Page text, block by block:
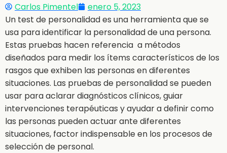
Carlos Pimentel
enero 5, 2023
Un test de personalidad es una herramienta que se
usa para identificar la personalidad de una persona.
Estas pruebas hacen referencia a métodos
diseñados para medir los ítems característicos de los
rasgos que exhiben las personas en diferentes
situaciones. Las pruebas de personalidad se pueden
usar para aclarar diagnósticos clínicos, guiar
intervenciones terapéuticas y ayudar a definir como
las personas pueden actuar ante diferentes
situaciones, factor indispensable en los procesos de
selección de personal.